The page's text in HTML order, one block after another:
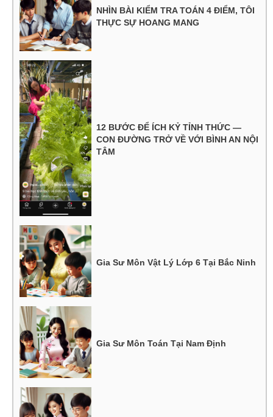
NHÌN BÀI KIỂM TRA TOÁN 4 ĐIỂM, TÔI
THỰC SỰ HOANG MANG
12 BƯỚC ĐỂ ÍCH KỶ TỈNH THỨC —
CON ĐƯỜNG TRỞ VỀ VỚI BÌNH AN NỘI
TÂM
Gia Sư Môn Vật Lý Lớp 6 Tại Bắc Ninh
Gia Sư Môn Toán Tại Nam Định